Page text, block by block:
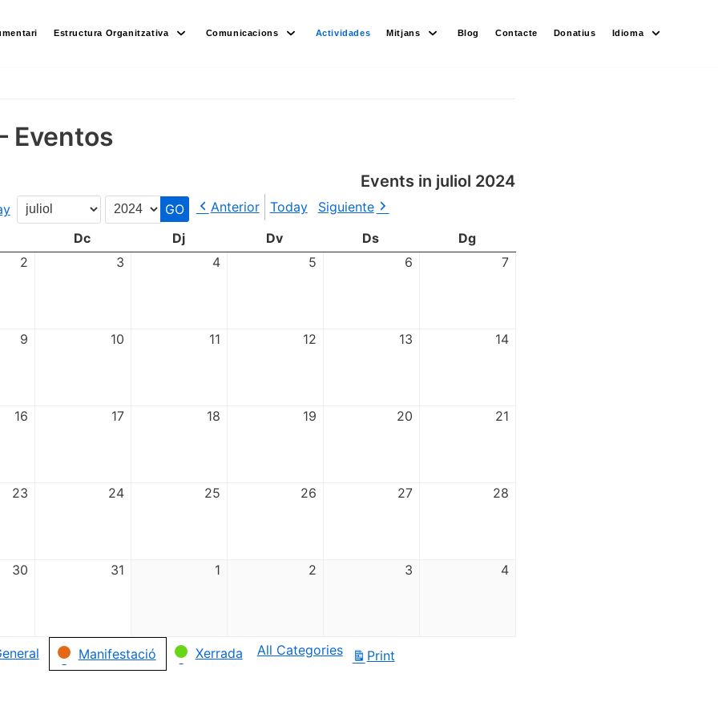
Estructura Organitzativa Comunicacions Actividades Mitjans Blog Contacte Donatius Idioma
Eventos
Events in juliol 2024
Month
Year
Anterior Today
Siguiente
Dc Dj Dv Ds
Dg
2 3 4 5 6 7
9 10 11 12 13 14
16 17 18 19 20 21
23 24 25 26 27 28
30 31 1 2 3 4
Manifestació Xerrada All Categories Print